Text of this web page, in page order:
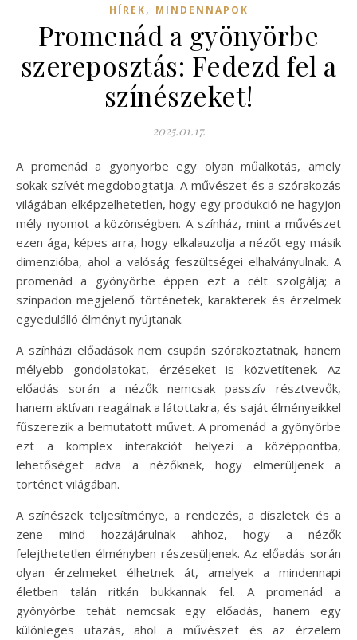
HÍREK, MINDENNAPOK
Promenád a gyönyörbe
szereposztás: Fedezd fel a
színészeket!
2025.01.17.
A promenád a gyönyörbe egy olyan műalkotás, amely
sokak szívét megdobogtatja. A művészet és a szórakozás
világában elképzelhetetlen, hogy egy produkció ne hagyjon
mély nyomot a közönségben. A színház, mint a művészet
ezen ága, képes arra, hogy elkalauzolja a nézőt egy másik
dimenzióba, ahol a valóság feszültségei elhalványulnak. A
promenád a gyönyörbe éppen ezt a célt szolgálja; a
színpadon megjelenő történetek, karakterek és érzelmek
egyedülálló élményt nyújtanak.
A színházi előadások nem csupán szórakoztatnak, hanem
mélyebb gondolatokat, érzéseket is közvetítenek. Az
előadás során a nézők nemcsak passzív résztvevők,
hanem aktívan reagálnak a látottakra, és saját élményeikkel
fűszerezik a bemutatott művet. A promenád a gyönyörbe
ezt a komplex interakciót helyezi a középpontba,
lehetőséget adva a nézőknek, hogy elmerüljenek a
történet világában.
A színészek teljesítménye, a rendezés, a díszletek és a
zene mind hozzájárulnak ahhoz, hogy a nézők
felejthetetlen élményben részesüljenek. Az előadás során
olyan érzelmeket élhetnek át, amelyek a mindennapi
életben talán ritkán bukkannak fel. A promenád a
gyönyörbe tehát nemcsak egy előadás, hanem egy
különleges utazás, ahol a művészet és az érzelem